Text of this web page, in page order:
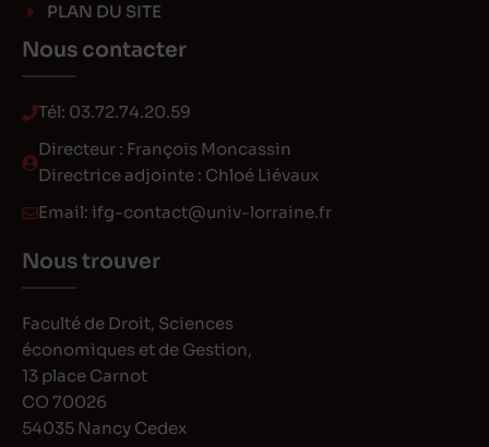
PLAN DU SITE
Nous contacter
Tél: 03.72.74.20.59
Directeur : François Moncassin
Directrice adjointe : Chloé Liévaux
Email: ifg-contact@univ-lorraine.fr
Nous trouver
Faculté de Droit, Sciences
économiques et de Gestion,
13 place Carnot
CO 70026
54035 Nancy Cedex